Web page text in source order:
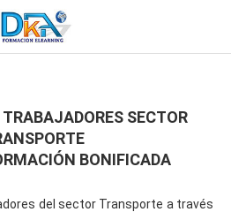
SECTOR
BONIFICADA
del sector Transporte a través